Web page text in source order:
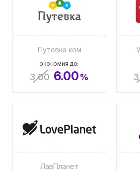
Путевка ком
ЭКОНОМИЯ ДО:
3.00 6.00%
ЛавПланет